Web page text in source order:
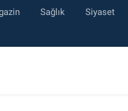
Sağlık Siyaset